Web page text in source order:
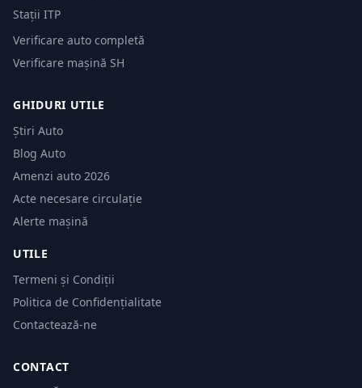
Stații ITP
Verificare auto completă
Verificare mașină SH
GHIDURI UTILE
Știri Auto
Blog Auto
Amenzi auto 2026
Acte necesare circulație
Alerte mașină
UTILE
Termeni și Condiții
Politica de Confidențialitate
Contactează-ne
CONTACT